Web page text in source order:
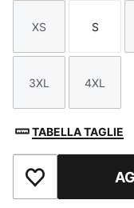
Taglia
XS
Taglia
S
Taglia
3XL
Taglia
4XL
TABELLA TAGLIE
Aggiungi ai